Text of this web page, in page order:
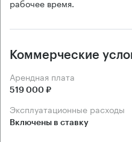
рабочее время.
Коммерческие
Арендная плата
519 000 ₽
Эксплуатационные расходы
Включены в ставку